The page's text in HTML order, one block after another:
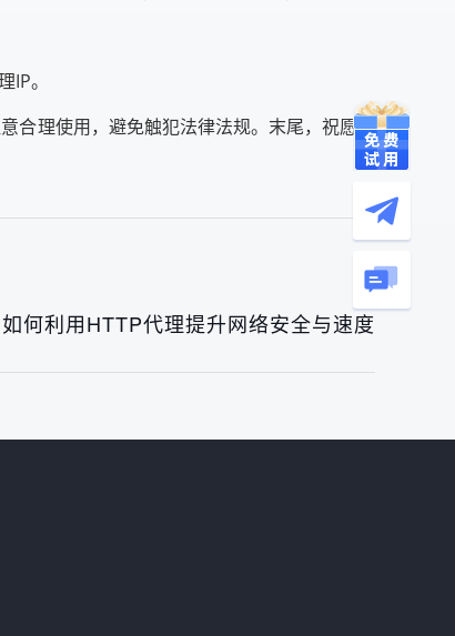
。
合理使用，避免触犯法律法规。末尾，祝愿大
何利用HTTP代理提升网络安全与速度